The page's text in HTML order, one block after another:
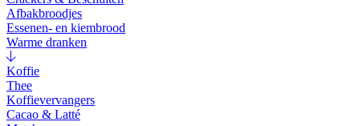
Afbakbroodjes
Essenen- en kiembrood
Warme dranken
Koffie
Thee
Koffievervangers
Cacao & Latté